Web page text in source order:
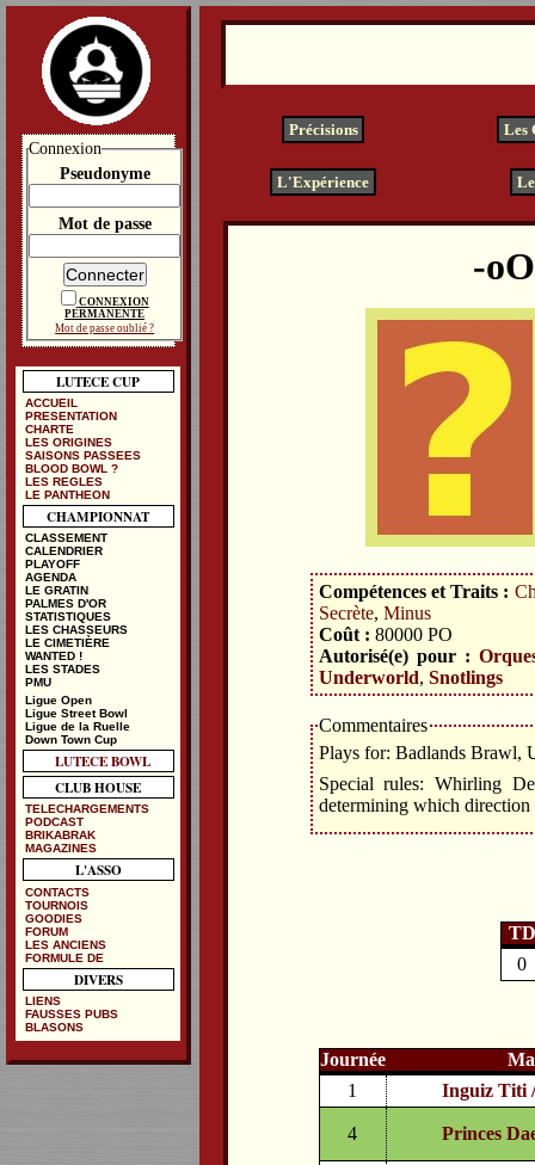
Précisions Les
L'Expérience
Compétences et Traits :
Secrète, Minus
Coût : 80000 PO
Autorisé(e) pour :
Underworld, Snotlings
Commentaires
Plays for: Badlands Brawl,
Special rules: Whirling
determining which direction
TD
0
Journée
1
Inguiz Titi
4 Princes
Connexion
Pseudonyme
Mot de passe
CONNEXION
PERMANENTE
Mot de passe oublié ?
LUTECE CUP
ACCUEIL
PRESENTATION
CHARTE
LES ORIGINES
SAISONS PASSEES
BLOOD BOWL ?
LES REGLES
LE PANTHEON
CHAMPIONNAT
CLASSEMENT
CALENDRIER
PLAYOFF
AGENDA
LE GRATIN
PALMES D'OR
STATISTIQUES
LES CHASSEURS
LE CIMETIÈRE
WANTED !
LES STADES
PMU
Ligue Open
Ligue Street Bowl
Ligue de la Ruelle
Down Town Cup
LUTECE BOWL
CLUB HOUSE
TELECHARGEMENTS
PODCAST
BRIKABRAK
MAGAZINES
L'ASSO
CONTACTS
TOURNOIS
GOODIES
FORUM
LES ANCIENS
FORMULE DE
DIVERS
LIENS
FAUSSES PUBS
BLASONS